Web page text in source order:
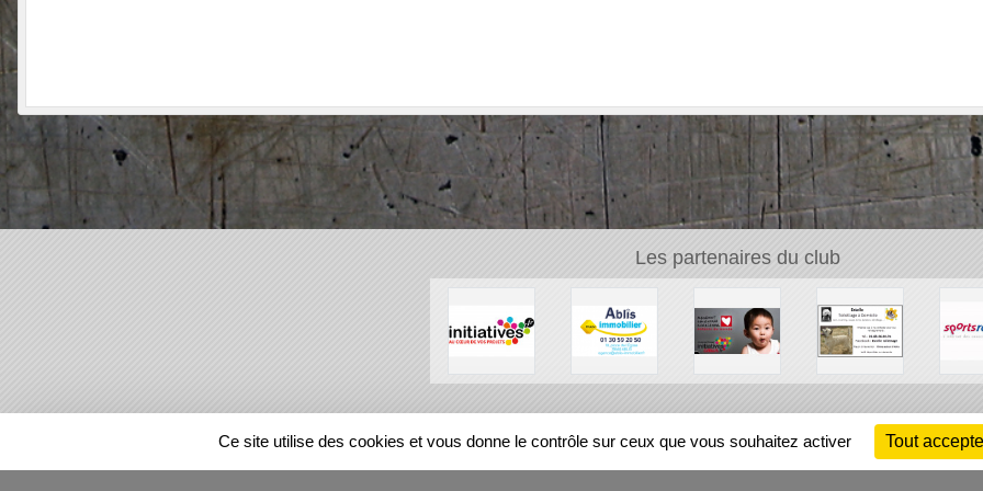
Les partenaires du club
REGIONS
Ce site utilise des cookies et vous donne le contrôle sur ceux que vous souhaitez activer Tout